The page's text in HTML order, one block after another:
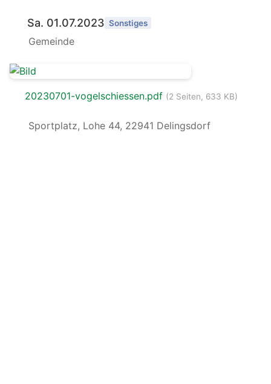
Sa. 01.07.2023 Sonstiges
Gemeinde
20230701-vogelschiessen.pdf (2 Seiten, 633 KB)
Sportplatz, Lohe 44, 22941 Delingsdorf